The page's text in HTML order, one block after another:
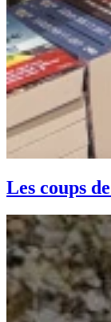
Les coups